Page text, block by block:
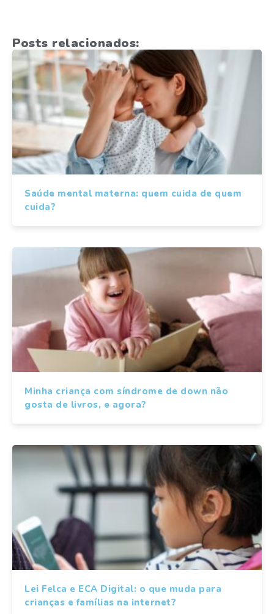
Posts relacionados:
Saúde mental materna: quem cuida de quem
cuida?
Minha criança com síndrome de down não
gosta de livros, e agora?
Lei Felca e ECA Digital: o que muda para
crianças e famílias na internet?